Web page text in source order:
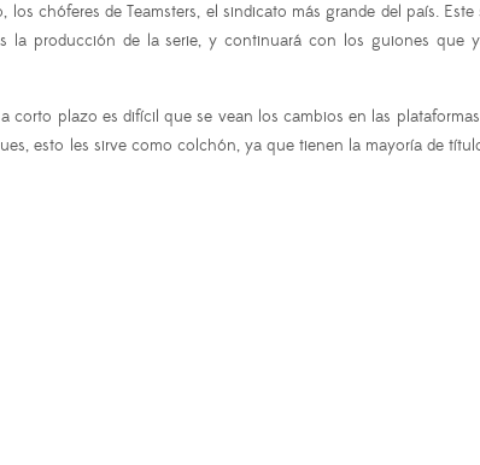
chóferes de Teamsters, el sindicato más grande del país.
la producción de la serie, y continuará con los guiones que
corto plazo es difícil que se vean los cambios en las
esto les sirve como colchón, ya que tienen la mayoría de